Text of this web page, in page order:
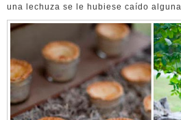
una lechuza se le hubiese caído alguna.